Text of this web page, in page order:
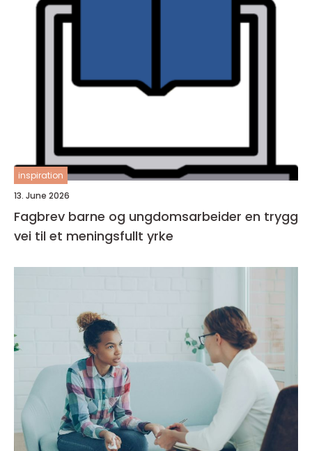
inspiration
13. June 2026
Fagbrev barne og ungdomsarbeider en trygg
vei til et meningsfullt yrke